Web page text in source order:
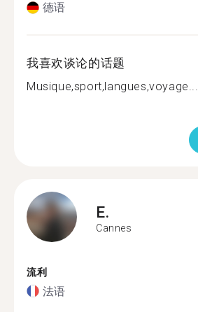
德语
我喜欢谈论的话题
Musique,sport,langues,voyage...
E.
Cannes
流利
法语